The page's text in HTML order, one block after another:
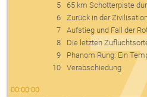
5
65 km Schotterpiste
6
Zurück in der
7
Aufstieg und Fall der
8
Die letzten
9
Phanom Rung: Ein
10
Verabschiedung
00:00:00